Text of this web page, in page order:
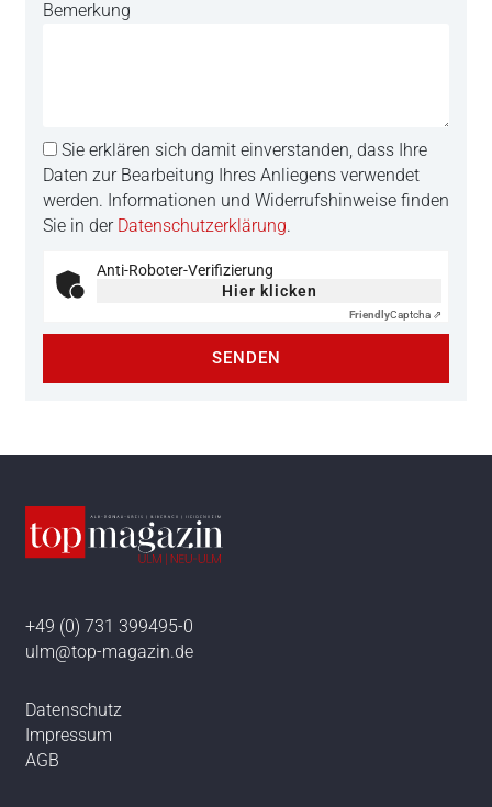
Bemerkung
Sie erklären sich damit einverstanden, dass Ihre
Daten zur Bearbeitung Ihres Anliegens verwendet
werden. Informationen und Widerrufshinweise finden
Sie in der Datenschutzerklärung.
Anti-Roboter-Verifizierung
Hier klicken
FriendlyCaptcha ⇗
SENDEN
+49 (0) 731 399495-0
ulm@top-magazin.de
Datenschutz
Impressum
AGB